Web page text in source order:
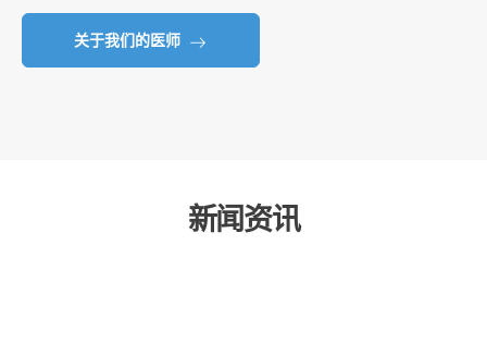
关于我们的医师
新闻资讯